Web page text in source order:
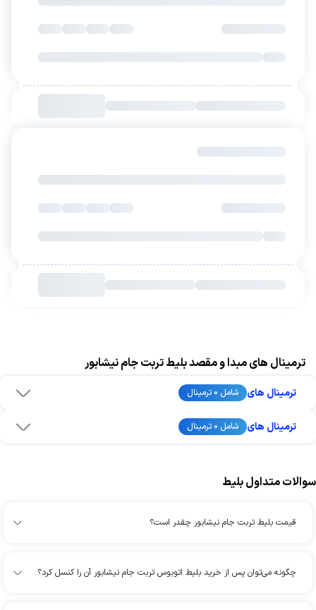
ترمینال های مبدا و مقصد بلیط تربت جام نیشابور
ترمینال های شامل 0 ترمینال
ترمینال های شامل 0 ترمینال
سوالات متداول بلیط
قیمت بلیط تربت جام نیشابور چقدر است؟
چگونه می‌توان پس از خرید بلیط اتوبوس تربت جام نیشابور آن را کنسل کرد؟